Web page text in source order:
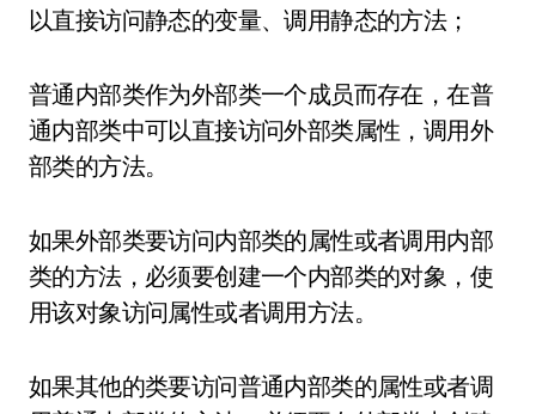
以直接访问静态的变量、调用静态的方法；
普通内部类作为外部类一个成员而存在，在普
通内部类中可以直接访问外部类属性，调用外
部类的方法。
如果外部类要访问内部类的属性或者调用内部
类的方法，必须要创建一个内部类的对象，使
用该对象访问属性或者调用方法。
如果其他的类要访问普通内部类的属性或者调